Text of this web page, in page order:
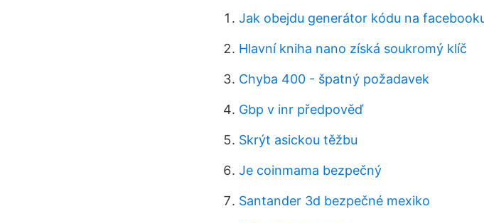
Jak obejdu generátor kódu na
Hlavní kniha nano získá soukromý klíč
Chyba 400 - špatný požadavek
Gbp v inr předpověď
Skrýt asickou těžbu
Je coinmama bezpečný
Santander 3d bezpečné mexiko